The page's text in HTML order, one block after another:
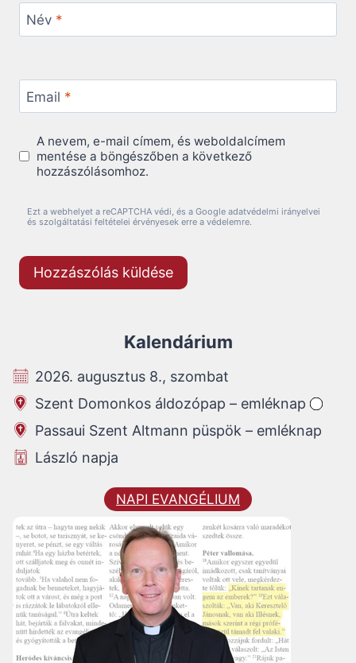
Név *
Email *
A nevem, e-mail címem, és weboldalcímem
mentése a böngészőben a következő
hozzászólásomhoz.
Ezt a webhelyet a reCAPTCHA védi, és a Google adatvédelmi irányelvei
és szolgáltatási feltételei érvényesek erre a védelemre.
Kalendárium
2026. augusztus 8., szombat
Szent Domonkos áldozópap – emléknap
Passaui Szent Altmann püspök – emléknap
László napja
NAPI EVANGÉLIUM